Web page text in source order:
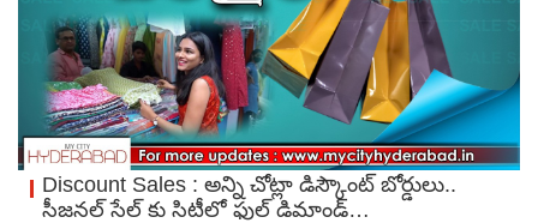
Discount Sales : అన్ని చోట్లా డిస్కౌంట్ బోర్డులు..
సీజనల్ సేల్ కు సిటీలో ఫుల్ డిమాండ్…